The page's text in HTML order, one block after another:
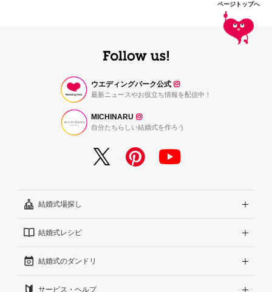
ページトップへ
ウエディングパーク公式
最新ニュースやお役立ち情報を配信中！
MICHINARU
自分たちらしい結婚式を作ろう
結婚式場探し
エリアから探す
こだわりから探す
雰囲気から探す
結婚式レシピ
結婚式準備レポート『ハナレポ』
結婚式当日の動画『ムビレポ』
結婚式のダンドリ
結婚準備ガイド
サービス・ヘルプ